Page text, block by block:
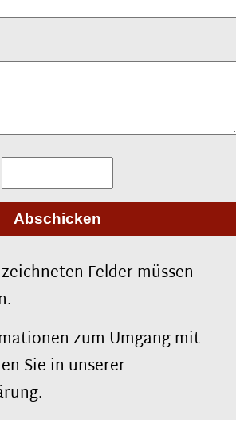
Felder müssen
zum Umgang mit
Sie in unserer